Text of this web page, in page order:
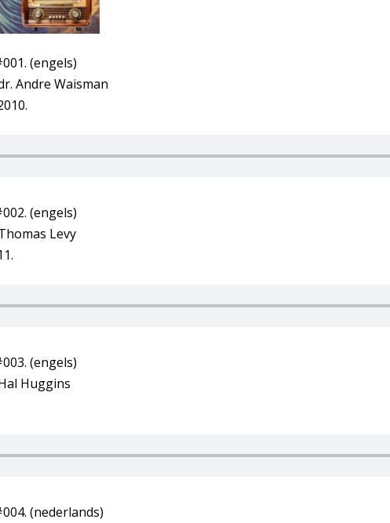
(engels)
Andre Waisman
(engels)
Levy
(engels)
Huggins
(nederlands)